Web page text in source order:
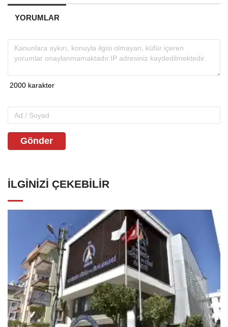
YORUMLAR
Gönder
İLGINIZI ÇEKEBILIR